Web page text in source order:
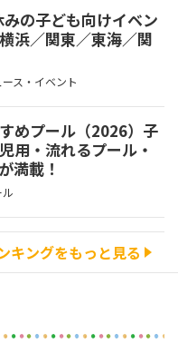
の子ども向けイベン
浜／関東／東海／関
ース・イベント
めプール（2026）子
用・流れるプール・
満載！
キングをもっと見る